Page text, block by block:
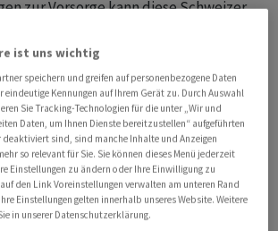
zur Vorsorge kann diese Schweizer
hier selbst zum Risiko werden»,
Michael Hermann zitiert.
der erwerbstätigen Bevölkerung (47
der Studie davon aus, ihren
im Alter nicht halten zu können. Gut die
fühlt sich bezüglich der eigenen
ist uns wichtig
speichern und greifen auf personenbezogene Daten
eindeutige Kennungen auf Ihrem Gerät zu. Durch Auswahl
Sie Tracking-Technologien für die unter „Wir und
Daten, um Ihnen Dienste bereitzustellen“ aufgeführten
deaktiviert sind, sind manche Inhalte und Anzeigen
so relevant für Sie. Sie können dieses Menü jederzeit
Einstellungen zu ändern oder Ihre Einwilligung zu
den Link Voreinstellungen verwalten am unteren Rand
Einstellungen gelten innerhalb unseres Website. Weitere
in unserer Datenschutzerklärung.